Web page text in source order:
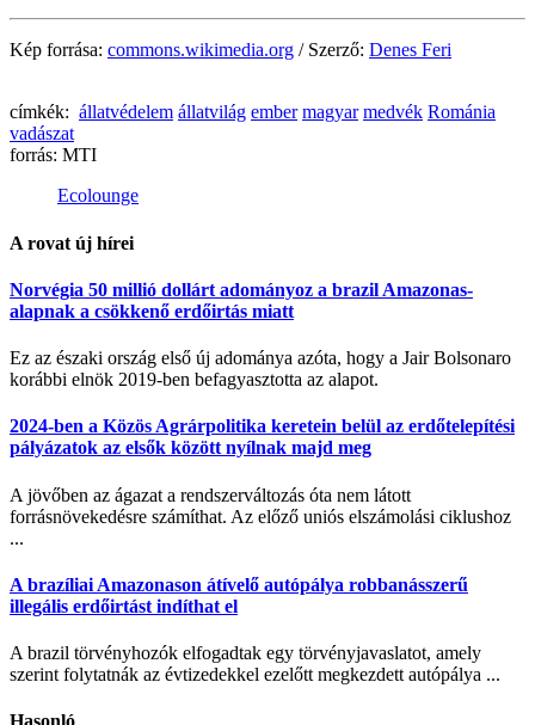
Kép forrása: commons.wikimedia.org / Szerző: Denes Feri
címkék: állatvédelem állatvilág ember magyar medvék Románia
vadászat
forrás: MTI
Ecolounge
A rovat új hírei
Norvégia 50 millió dollárt adományoz a brazil Amazonas-
alapnak a csökkenő erdőirtás miatt
Ez az északi ország első új adománya azóta, hogy a Jair Bolsonaro
korábbi elnök 2019-ben befagyasztotta az alapot.
2024-ben a Közös Agrárpolitika keretein belül az erdőtelepítési
pályázatok az elsők között nyílnak majd meg
A jövőben az ágazat a rendszerváltozás óta nem látott
forrásnövekedésre számíthat. Az előző uniós elszámolási ciklushoz
...
A brazíliai Amazonason átívelő autópálya robbanásszerű
illegális erdőirtást indíthat el
A brazil törvényhozók elfogadtak egy törvényjavaslatot, amely
szerint folytatnák az évtizedekkel ezelőtt megkezdett autópálya ...